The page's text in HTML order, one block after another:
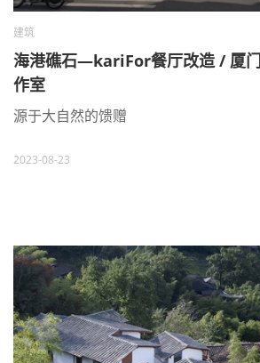
建筑
海港礁石—kariFor餐厅改造 / 厦门
作室
源于大自然的馈赠
2023-08-23